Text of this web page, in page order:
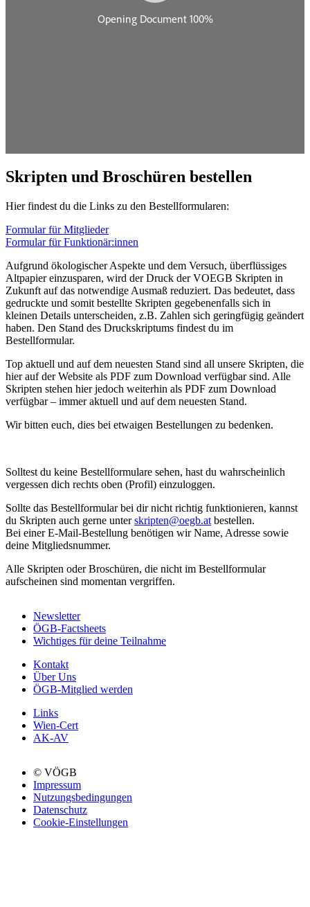
Skripten und Broschüren bestellen
Hier findest du die Links zu den Bestellformularen:
Formular für Mitglieder
Formular für Funktionär:innen
Aufgrund ökologischer Aspekte und dem Versuch, überflüssiges
Altpapier einzusparen, wird der Druck der VOEGB Skripten in
Zukunft auf das notwendige Ausmaß reduziert. Das bedeutet, dass
gedruckte und somit bestellte Skripten gegebenenfalls sich in
kleinen Details unterscheiden, z.B. Zahlen sich geringfügig geändert
haben. Den Stand des Druckskriptums findest du im
Bestellformular.
Top aktuell und auf dem neuesten Stand sind all unsere Skripten, die
hier auf der Website als PDF zum Download verfügbar sind. Alle
Skripten stehen hier jedoch weiterhin als PDF zum Download
verfügbar – immer aktuell und auf dem neuesten Stand.
Wir bitten euch, dies bei etwaigen Bestellungen zu bedenken.
Solltest du keine Bestellformulare sehen, hast du wahrscheinlich
vergessen dich rechts oben (Profil) einzuloggen.
Sollte das Bestellformular bei dir nicht richtig funktionieren, kannst
du Skripten auch gerne unterskripten@oegb.at bestellen.
Bei einer E-Mail-Bestellung benötigen wir Name, Adresse sowie
deine Mitgliedsnummer.
Alle Skripten oder Broschüren, die nicht im Bestellformular
aufscheinen sind momentan vergriffen.
Newsletter
ÖGB-Factsheets
Wichtiges für deine Teilnahme
Kontakt
Über Uns
ÖGB-Mitglied werden
Links
Wien-Cert
AK-AV
© VÖGB
Impressum
Nutzungsbedingungen
Datenschutz
Cookie-Einstellungen